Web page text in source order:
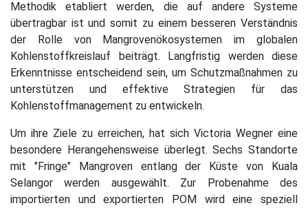
Methodik etabliert werden, die auf andere Systeme
übertragbar ist und somit zu einem besseren Verständnis
der Rolle von Mangrovenökosystemen im globalen
Kohlenstoffkreislauf beiträgt. Langfristig werden diese
Erkenntnisse entscheidend sein, um Schutzmaßnahmen zu
unterstützen und effektive Strategien für das
Kohlenstoffmanagement zu entwickeln.
Um ihre Ziele zu erreichen, hat sich Victoria Wegner eine
besondere Herangehensweise überlegt. Sechs Standorte
mit "Fringe" Mangroven entlang der Küste von Kuala
Selangor werden ausgewählt. Zur Probenahme des
importierten und exportierten POM wird eine speziell